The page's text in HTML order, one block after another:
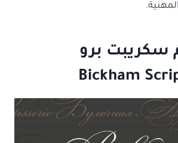
سكريبت برو
Bickham